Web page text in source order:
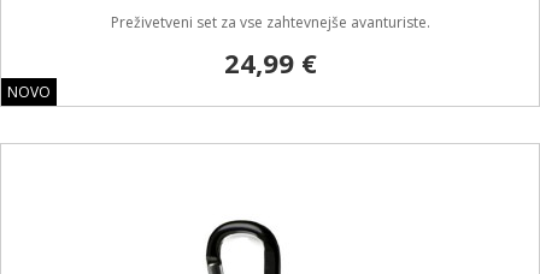
NOVO
Preživetveni set za vse zahtevnejše avanturiste.
24,99 €